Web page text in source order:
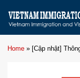
Home » [Cập nhật]